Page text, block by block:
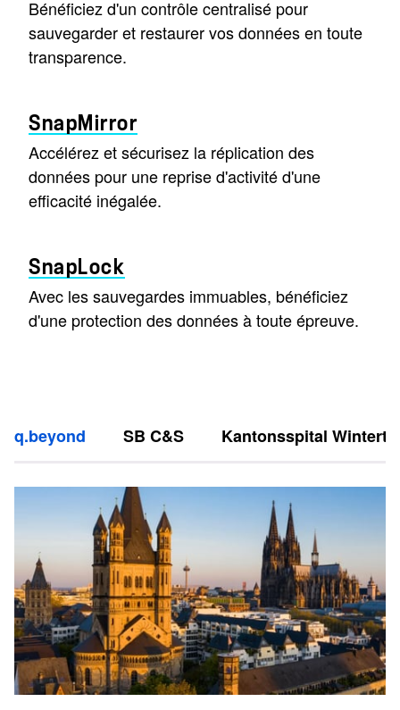
Bénéficiez d'un contrôle centralisé pour
sauvegarder et restaurer vos données en toute
transparence.
SnapMirror
Accélérez et sécurisez la réplication des
données pour une reprise d'activité d'une
efficacité inégalée.
SnapLock
Avec les sauvegardes immuables, bénéficiez
d'une protection des données à toute épreuve.
q.beyond SB C&S Kantonsspital